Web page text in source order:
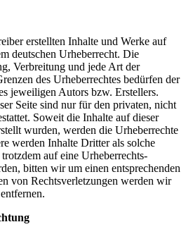
erstellten Inhalte und Werke auf
deutschen Urheberrecht. Die
Verbreitung und jede Art der
des Urheberrechtes bedürfen der
jeweiligen Autors bzw. Erstellers.
Seite sind nur für den privaten, nicht
Soweit die Inhalte auf dieser
wurden, werden die Urheberrechte
werden Inhalte Dritter als solche
auf eine Urheberrechts-
bitten wir um einen entsprechenden
von Rechtsverletzungen werden wir